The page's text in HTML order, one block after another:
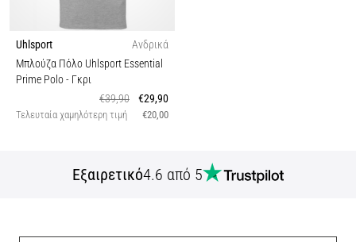
Uhlsport
Ανδρικά
Μπλούζα Πόλο Uhlsport Essential
Prime Polo- Γκρι
€39,90
€29,90
Τελευταία χαμηλότερη τιμή €20,00
Εξαιρετικό4.6 από 5